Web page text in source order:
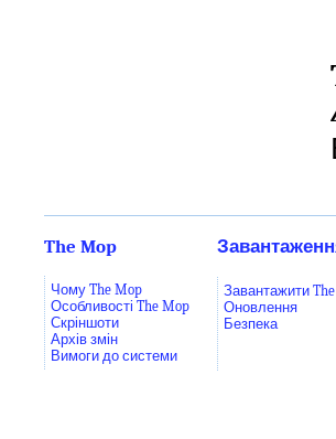
The Mop
Чому The Mop
Особливості The Mop
Скріншоти
Архів змін
Вимоги до системи
Завантажити
Оновлення
Безпека